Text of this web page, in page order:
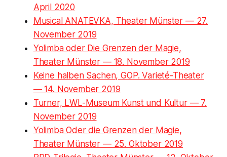
April 2020
Musical ANATEVKA, Theater Münster — 27.
November 2019
Yolimba oder Die Grenzen der Magie,
Theater Münster — 18. November 2019
Keine halben Sachen, GOP. Varieté-Theater
— 14. November 2019
Turner, LWL-Museum Kunst und Kultur — 7.
November 2019
Yolimba Oder die Grenzen der Magie,
Theater Münster — 25. Oktober 2019